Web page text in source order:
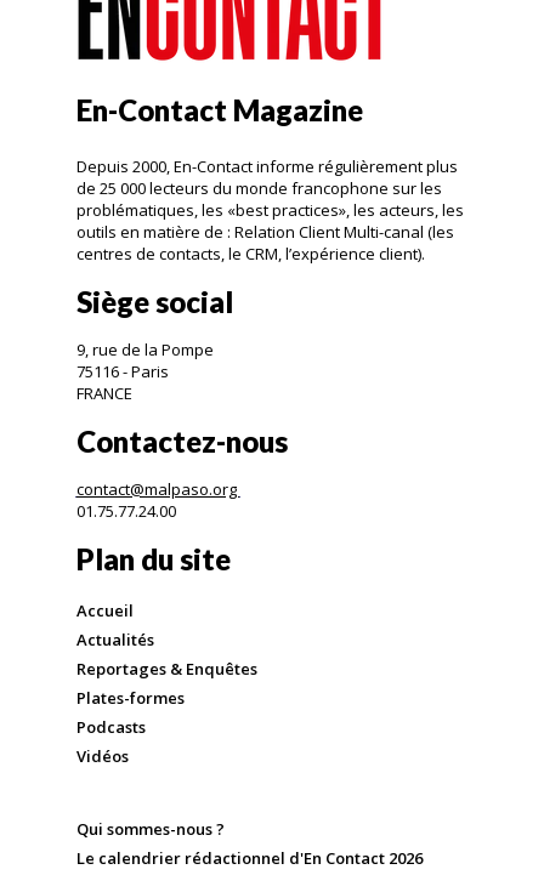
En-Contact Magazine
Depuis 2000, En-Contact informe régulièrement plus
de 25 000 lecteurs du monde francophone sur les
problématiques, les «best practices», les acteurs, les
outils en matière de : Relation Client Multi-canal (les
centres de contacts, le CRM, l’expérience client).
Siège social
9, rue de la Pompe
75116 - Paris
FRANCE
Contactez-nous
contact@malpaso.org
01.75.77.24.00
Plan du site
Accueil
Actualités
Reportages & Enquêtes
Plates-formes
Podcasts
Vidéos
Qui sommes-nous ?
Le calendrier rédactionnel d'En Contact 2026